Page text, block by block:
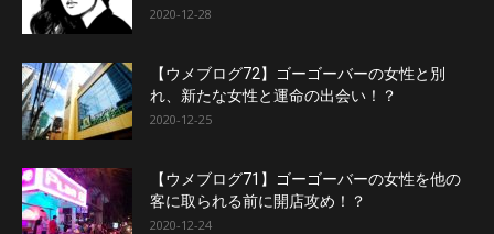
2020-12-28
【ウメブログ72】ゴーゴーバーの女性と別
れ、新たな女性と運命の出会い！？
2020-12-25
【ウメブログ71】ゴーゴーバーの女性を他の
客に取られる前に開店攻め！？
2020-12-24